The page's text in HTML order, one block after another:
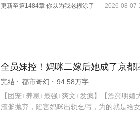
更新至第1484章 你以为我老糊涂了 2026-08-07
全员妹控！妈咪二嫁后她成了京都
完结 都市奇幻
94.58万字
【团宠+养崽+最强+爽文+发疯】【漂亮明
渣爹抛弃，陷害妈咪出轨乞丐，为的就是给